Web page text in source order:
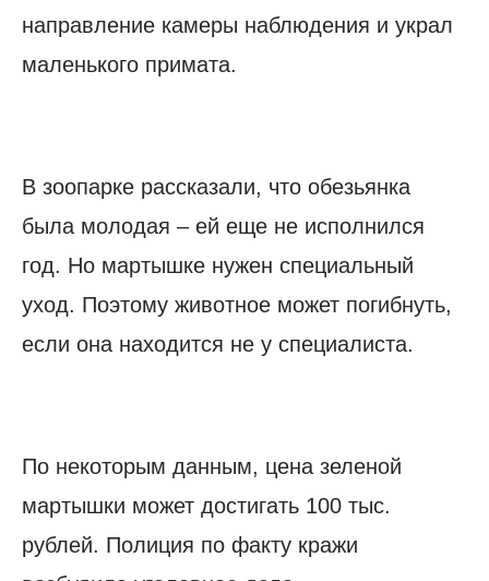
направление камеры наблюдения и украл
маленького примата.
В зоопарке рассказали, что обезьянка
была молодая – ей еще не исполнился
год. Но мартышке нужен специальный
уход. Поэтому животное может погибнуть,
если она находится не у специалиста.
По некоторым данным, цена зеленой
мартышки может достигать 100 тыс.
рублей. Полиция по факту кражи